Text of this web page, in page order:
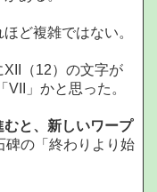
ど複雑ではない。
（12）の文字が
」かと思った。
むと、新しいワープ
碑の「終わりより始